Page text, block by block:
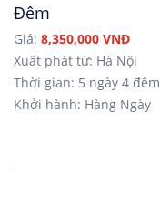
Đêm
Giá: 8,350,000 VNĐ
Xuất phát từ: Hà Nội
Thời gian: 5 ngày 4 đêm
Khởi hành: Hàng Ngày